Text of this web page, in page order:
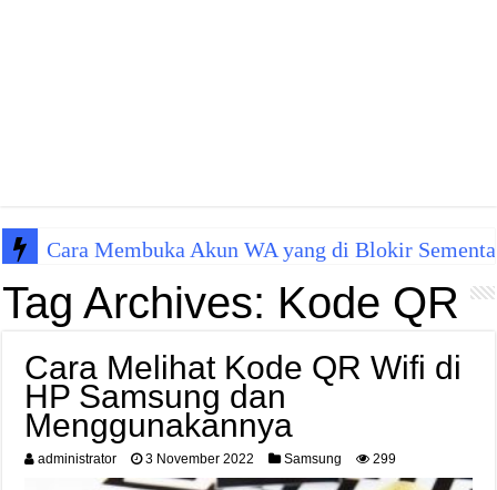
Cara Membuka Akun WA yang di Blokir
Tag Archives: Kode QR
Cara Melihat Kode QR Wifi di
HP Samsung dan
Menggunakannya
administrator 3 November 2022 Samsung 299